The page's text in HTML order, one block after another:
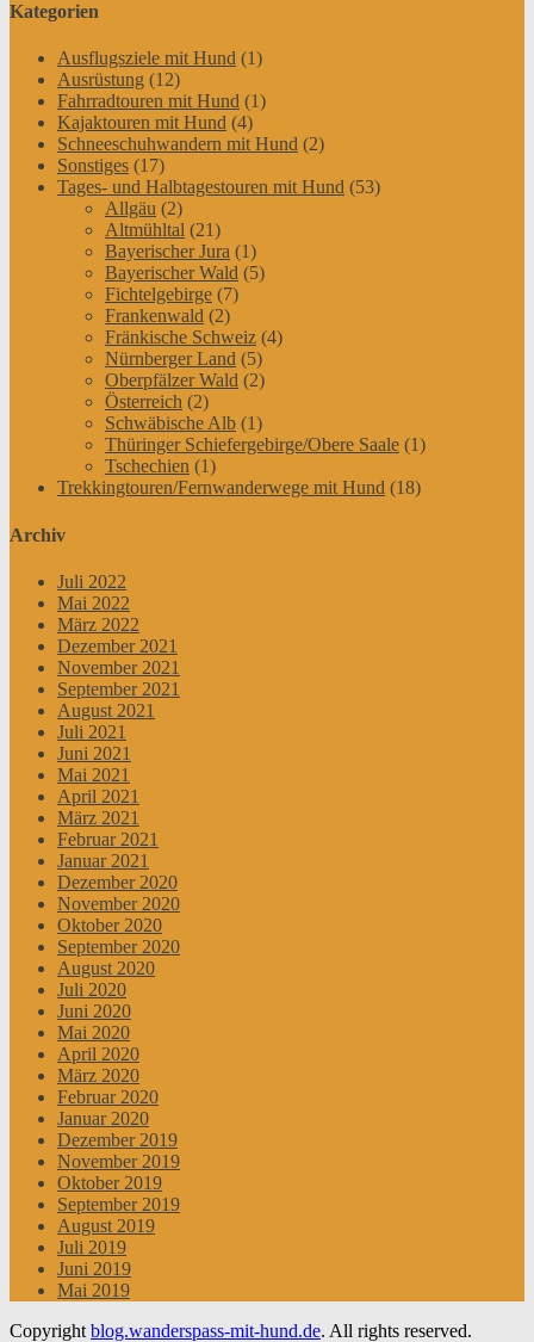
Kategorien
Ausflugsziele mit Hund (1)
Ausrüstung (12)
Fahrradtouren mit Hund (1)
Kajaktouren mit Hund (4)
Schneeschuhwandern mit Hund (2)
Sonstiges (17)
Tages- und Halbtagestouren mit Hund (53)
Allgäu (2)
Altmühltal (21)
Bayerischer Jura (1)
Bayerischer Wald (5)
Fichtelgebirge (7)
Frankenwald (2)
Fränkische Schweiz (4)
Nürnberger Land (5)
Oberpfälzer Wald (2)
Österreich (2)
Schwäbische Alb (1)
Thüringer Schiefergebirge/Obere Saale (1)
Tschechien (1)
Trekkingtouren/Fernwanderwege mit Hund (18)
Archiv
Juli 2022
Mai 2022
März 2022
Dezember 2021
November 2021
September 2021
August 2021
Juli 2021
Juni 2021
Mai 2021
April 2021
März 2021
Februar 2021
Januar 2021
Dezember 2020
November 2020
Oktober 2020
September 2020
August 2020
Juli 2020
Juni 2020
Mai 2020
April 2020
März 2020
Februar 2020
Januar 2020
Dezember 2019
November 2019
Oktober 2019
September 2019
August 2019
Juli 2019
Juni 2019
Mai 2019
Copyright blog.wanderspass-mit-hund.de. All rights reserved.